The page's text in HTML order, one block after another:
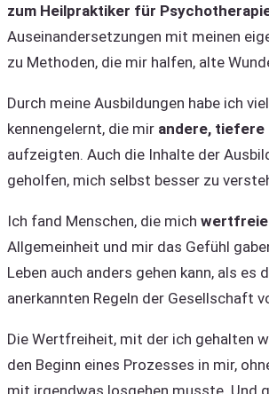
zum Heilpraktiker für
Auseinandersetzungen mit meinen
zu Methoden, die mir halfen, alte
Durch meine Ausbildungen habe ich
kennengelernt, die mir andere, tiefere
aufzeigten. Auch die Inhalte der
geholfen, mich selbst besser zu
Ich fand Menschen, die mich
Allgemeinheit und mir das Gefühl
Leben auch anders gehen kann, als es
anerkannten Regeln der Gesellschaft
Die Wertfreiheit, mit der ich gehalten
den Beginn eines Prozesses in mir,
mit irgendwas losgehen musste. Und